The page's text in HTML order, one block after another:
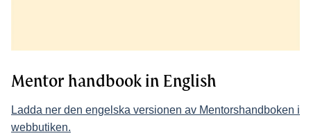
Mentor handbook in English
Ladda ner den engelska versionen av Mentorshandboken i
webbutiken.